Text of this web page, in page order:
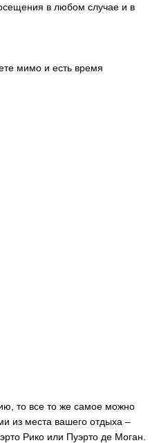
в любом случае и в
мимо и есть время
то все то же самое можно
из места вашего отдыха –
Рико или Пуэрто де Моган.